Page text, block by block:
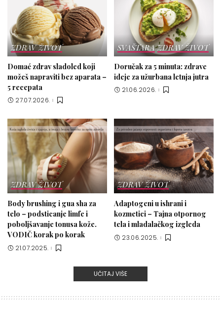
ZDRAV ŽIVOT
Domać zdrav sladoled koji
možeš napraviti bez aparata –
5 recepata
27.07.2026.
SVAŠTARA ZDRAV ŽIVOT
Doručak za 5 minuta: zdrave
ideje za užurbana letnja jutra
21.06.2026.
ZDRAV ŽIVOT
Body brushing i gua sha za
telo – podsticanje limfe i
poboljšavanje tonusa kože.
VODIČ korak po korak
21.07.2025.
ZDRAV ŽIVOT
Adaptogeni u ishrani i
kozmetici – Tajna otpornog
tela i mladalačkog izgleda
23.06.2025.
UČITAJ VIŠE